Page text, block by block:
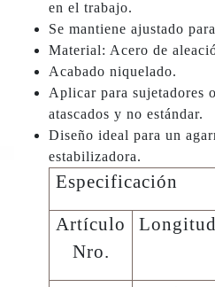
en el trabajo.
Se mantiene ajustado
Material: Acero de
Acabado niquelado.
Aplicar para sujetadores
atascados y no estándar.
Diseño ideal para un
estabilizadora.
Especificación
Artículo
Nro.
Longitud